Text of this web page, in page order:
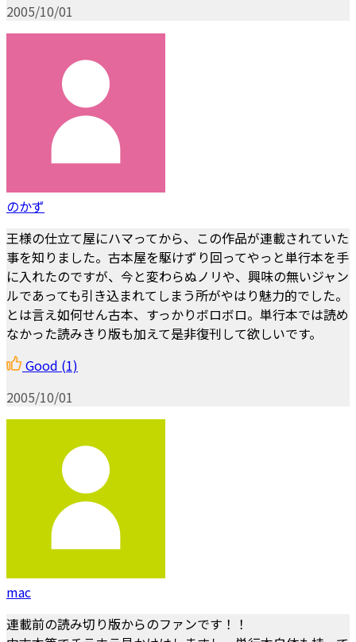
2005/10/01
のかず
王様の仕立て屋にハマってから、この作品が連載されていた
事を知りました。古本屋を駆けずり回ってやっと単行本を手
に入れたのですが、今と変わらぬノリや、興味の無いジャン
ルであっても引き込まれてしまう所がやはり魅力的でした。
とは言え如何せん古本、すっかりボロボロ。単行本では読め
なかった読みきり版も加えて是非復刊して欲しいです。
Good (1)
2005/10/01
mac
連載前の読み切り版からのファンです！！